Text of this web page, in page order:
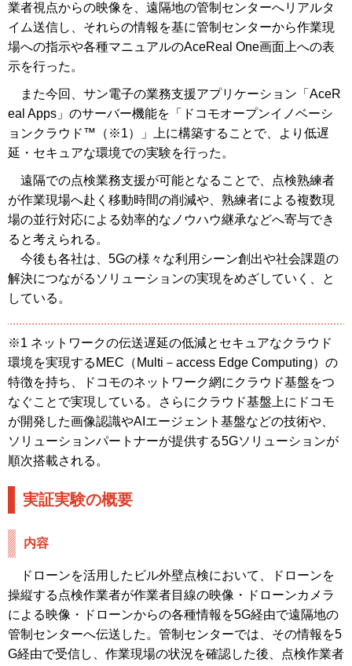
業者視点からの映像を、遠隔地の管制センターへリアルタ
イム送信し、それらの情報を基に管制センターから作業現
場への指示や各種マニュアルのAceReal One画面上への表
示を行った。
また今回、サン電子の業務支援アプリケーション「AceR
eal Apps」のサーバー機能を「ドコモオープンイノベーシ
ョンクラウド™（※1）」上に構築することで、より低遅
延・セキュアな環境での実験を行った。
遠隔での点検業務支援が可能となることで、点検熟練者
が作業現場へ赴く移動時間の削減や、熟練者による複数現
場の並行対応による効率的なノウハウ継承などへ寄与でき
ると考えられる。
今後も各社は、5Gの様々な利用シーン創出や社会課題の
解決につながるソリューションの実現をめざしていく、と
している。
※1 ネットワークの伝送遅延の低減とセキュアなクラウド
環境を実現するMEC（Multi－access Edge Computing）の
特徴を持ち、ドコモのネットワーク網にクラウド基盤をつ
なぐことで実現している。さらにクラウド基盤上にドコモ
が開発した画像認識やAIエージェント基盤などの技術や、
ソリューションパートナーが提供する5Gソリューションが
順次搭載される。
実証実験の概要
内容
ドローンを活用したビル外壁点検において、ドローンを
操縦する点検作業者が作業者目線の映像・ドローンカメラ
による映像・ドローンからの各種情報を5G経由で遠隔地の
管制センターへ伝送した。管制センターでは、その情報を5
G経由で受信し、作業現場の状況を確認した後、点検作業者